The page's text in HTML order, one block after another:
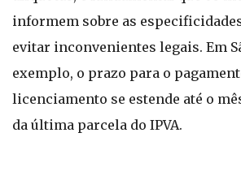
informem sobre as
evitar inconvenientes legais. Em
exemplo, o prazo para o
licenciamento se estende até o
da última parcela do IPVA.